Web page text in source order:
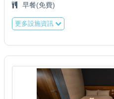
早餐(免費)
更多設施資訊